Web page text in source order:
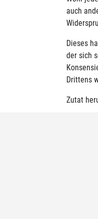
auch
Dieses
der sich
Drittens
Zutat